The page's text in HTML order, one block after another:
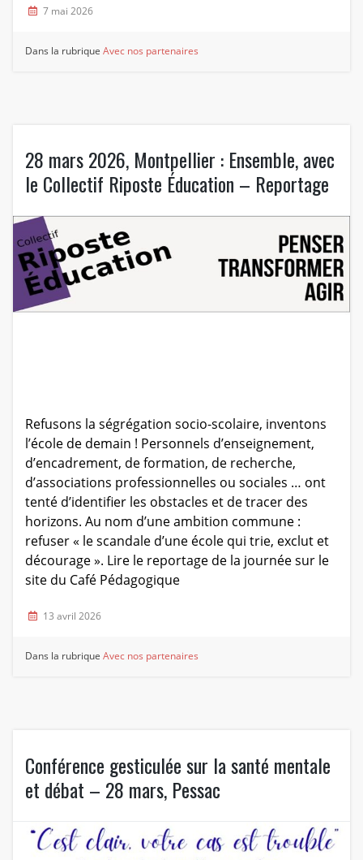
7 mai 2026
Dans la rubriqueAvec nos partenaires
28 mars 2026, Montpellier : Ensemble, avec
le Collectif Riposte Éducation – Reportage
Refusons la ségrégation socio-scolaire, inventons
l’école de demain ! Personnels d’enseignement,
d’encadrement, de formation, de recherche,
d’associations professionnelles ou sociales … ont
tenté d’identifier les obstacles et de tracer des
horizons. Au nom d’une ambition commune :
refuser « le scandale d’une école qui trie, exclut et
décourage ». Lire le reportage de la journée sur le
site du Café Pédagogique
13 avril 2026
Dans la rubriqueAvec nos partenaires
Conférence gesticulée sur la santé mentale
et débat – 28 mars, Pessac